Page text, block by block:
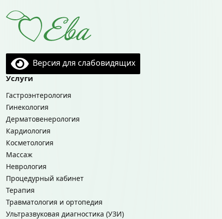
Версия для слабовидящих
Услуги
Гастроэнтерология
Гинекология
Дерматовенерология
Кардиология
Косметология
Массаж
Неврология
Процедурный кабинет
Терапия
Травматология и ортопедия
Ультразвуковая диагностика (УЗИ)